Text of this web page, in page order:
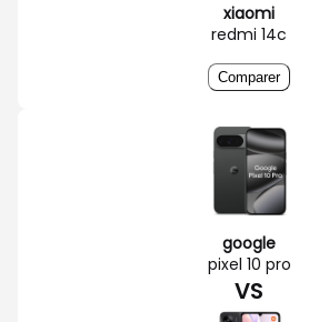
xiaomi
redmi 14c
Comparer
google
pixel 10 pro
VS